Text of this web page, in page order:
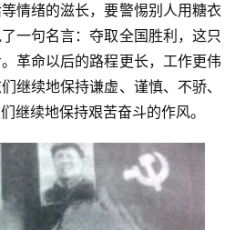
情绪的滋长，要警惕别人用糖衣
一句名言：夺取全国胜利，这只
革命以后的路程更长，工作更伟
继续地保持谦虚、谨慎、不骄、
继续地保持艰苦奋斗的作风。